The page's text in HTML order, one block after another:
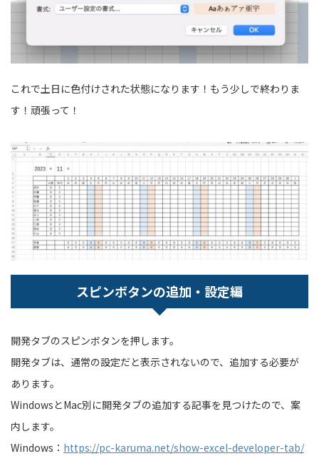
これで土日に色付けされた状態になります！もう少しで終わりま
す！頑張って！
スピンボタンの追加・設定編
開発タブのスピンボタンを押します。
開発タブは、通常の設定だと表示されないので、追加する必要が
あります。
WindowsとMac別に開発タブの追加する記事を見つけたので、案
内します。
Windows： https://pc-karuma.net/show-excel-developer-tab/